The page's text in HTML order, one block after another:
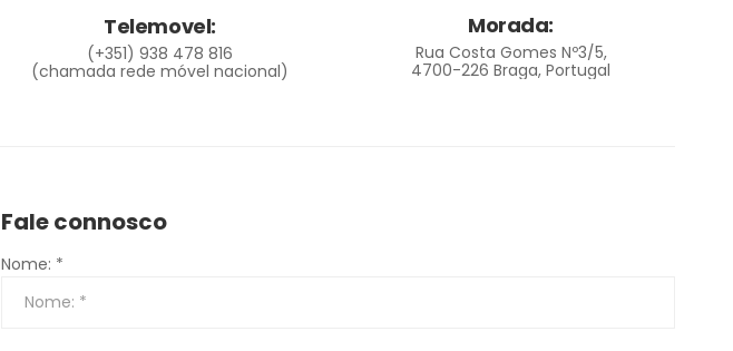
Telemovel:
(+351) 938 478 816
(chamada rede móvel nacional)
Morada:
Rua Costa Gomes Nº3/5,
4700-226 Braga, Portugal
Fale connosco
Nome: *